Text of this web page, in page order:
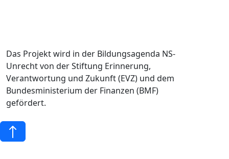
Das Projekt wird in der Bildungsagenda NS-
Unrecht von der Stiftung Erinnerung,
Verantwortung und Zukunft (EVZ) und dem
Bundesministerium der Finanzen (BMF)
gefördert.